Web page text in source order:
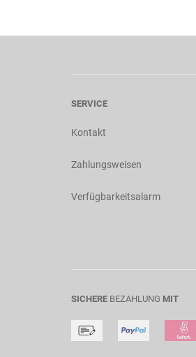
SERVICE
Kontakt
Zahlungsweisen
Verfügbarkeitsalarm
SICHERE BEZAHLUNG MIT